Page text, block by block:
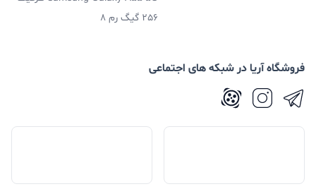
256 گیگ رم 8
فروشگاه آریا در شبکه های اجتماعی